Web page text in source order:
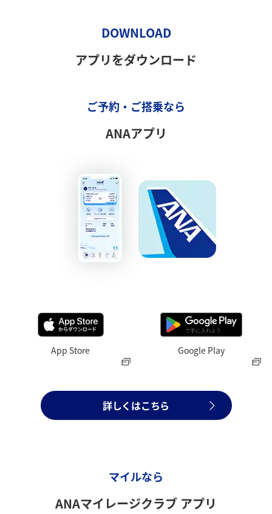
DOWNLOAD
アプリをダウンロード
ご予約・ご搭乗なら
ANAアプリ
App Store Google Play
詳しくはこちら
マイルなら
ANAマイレージクラブ アプリ